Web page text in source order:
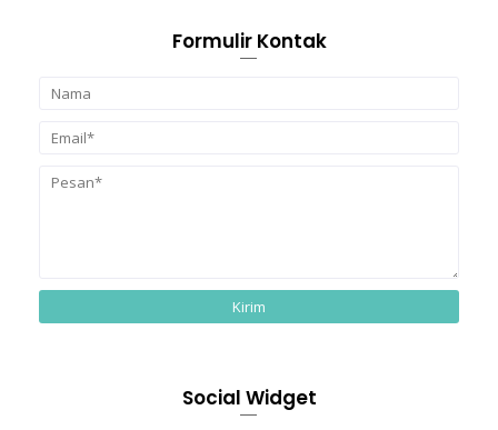
Formulir Kontak
Social Widget